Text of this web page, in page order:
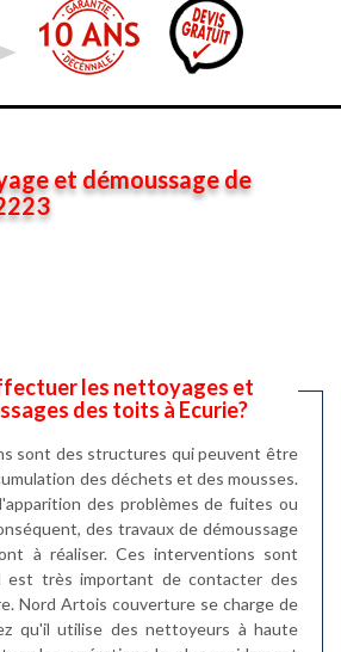
et démoussage de
les nettoyages et
des toits à Ecurie?
sont des structures qui peuvent être
des déchets et des mousses.
des problèmes de fuites ou
des travaux de démoussage
à réaliser. Ces interventions sont
est très important de contacter des
Nord Artois couverture se charge de
qu'il utilise des nettoyeurs à haute